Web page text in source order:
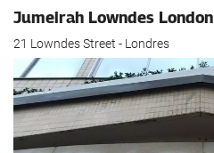
Jumeirah Lowndes London
21 Lowndes Street - Londres